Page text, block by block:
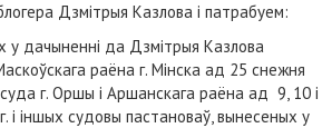
Дзмітрыя Казлова і патрабуем:
дачыненні да Дзмітрыя Казлова
раёна г. Мінска ад 25 снежня
г. Оршы і Аршанскага раёна ад 9, 10 і
і іншых судовы пастановаў, вынесеных у